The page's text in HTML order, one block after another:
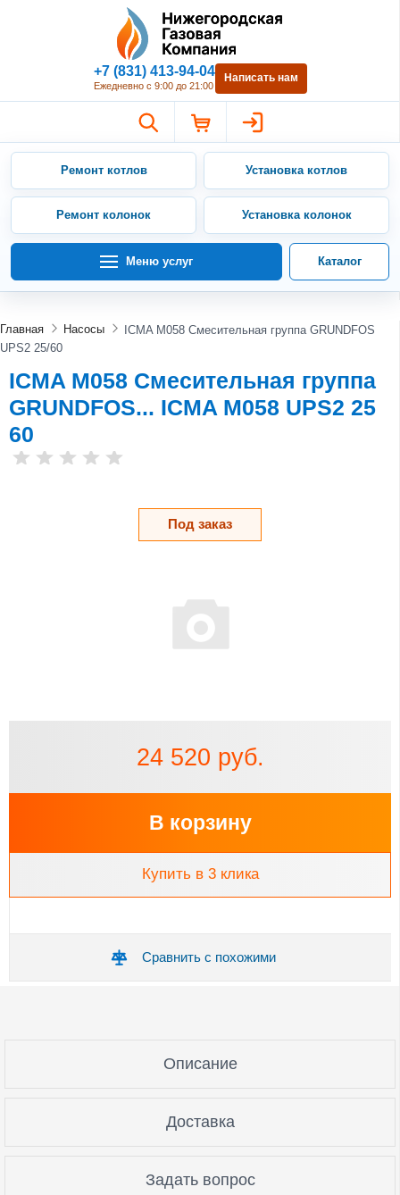
Нижегородская Газовая
+7 (831) 413-94-04
Ежедневно с 9:00 до 21:00
Написать нам
Ремонт котлов Установка котлов
Ремонт колонок Установка колонок
Меню услуг Каталог
Главная Насосы
ICMA M058 Смесительная группа GRUNDFOS
UPS2 25/60
ICMA M058 Смесительная группа
GRUNDFOS... ICMA M058 UPS2 25
60
Под заказ
24 520 руб.
В корзину
Купить в 3 клика
Сравнить с похожими
Описание
Доставка
Задать вопрос